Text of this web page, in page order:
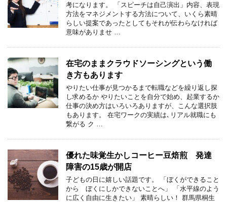
考になります。 「スピーチは自己演出」内容、表現
方法をマネジメントする方法について、いくら素晴
らしい提案であったとしてもそれが伝わらなければ
意味がありませ …
在宅のままクラウドソーシングという働
き方もあります
やりたい仕事が見つかるまで転職などを繰り返し探
し求めるか やりたいことを自分で始め、起業するか
仕事の決め方はいろいろありますが、こんな選択肢
もあります。 在宅ワークの実績は､リアル就職にも
繋がる ク …
優れた味覚生かしコーヒー豆焙煎 発達
障害の15歳が開店
子どもの日に嬉しい話題です。 「ぼくができること
から ぼくにしかできないことへ」 「水平線のよう
に広く自由に生きたい」 素晴らしい！ 群馬県桐生